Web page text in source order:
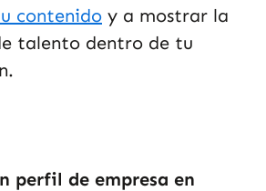
contenido y a mostrar la
talento dentro de tu
perfil de empresa en